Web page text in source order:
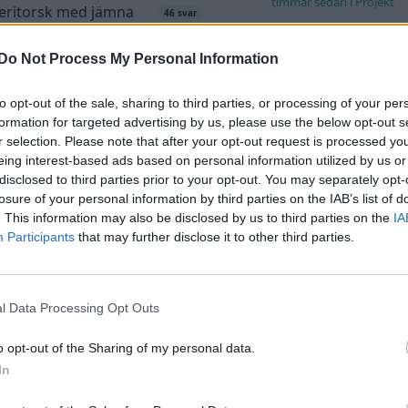
Do Not Process My Personal Information
opt-out of the sale, sharing to third parties, or processing of your
for targeted advertising by us, please use the below opt-out
selection. Please note that after your opt-out request is processed
interest-based ads based on personal information utilized by us
to third parties prior to your opt-out. You may separately
of your personal information by third parties on the IAB’s list of
This information may also be disclosed by us to third parties on the
Participants that may further disclose it to other third parties.
Data Processing Opt Outs
opt-out of the Sharing of my personal data.
med jämna
Varför?
46 svar
inlägget avAnsan Igår 15:29i
felsökning
i vevhus, Volvo
inlägget avMossan1 Igår 11:07i
felsökning
till Husqvarna
1955
2 svar
inlägget avMossan1 tisdag 19:42i
inlägget avturboblondie tisdag
-04 2.5 TDI dör
under körning,
Ford Model T 1923
Manta b som ska
(kaross eller delar
Senaste inlägget av
Projekt
Camaro som
Senaste inlägget av